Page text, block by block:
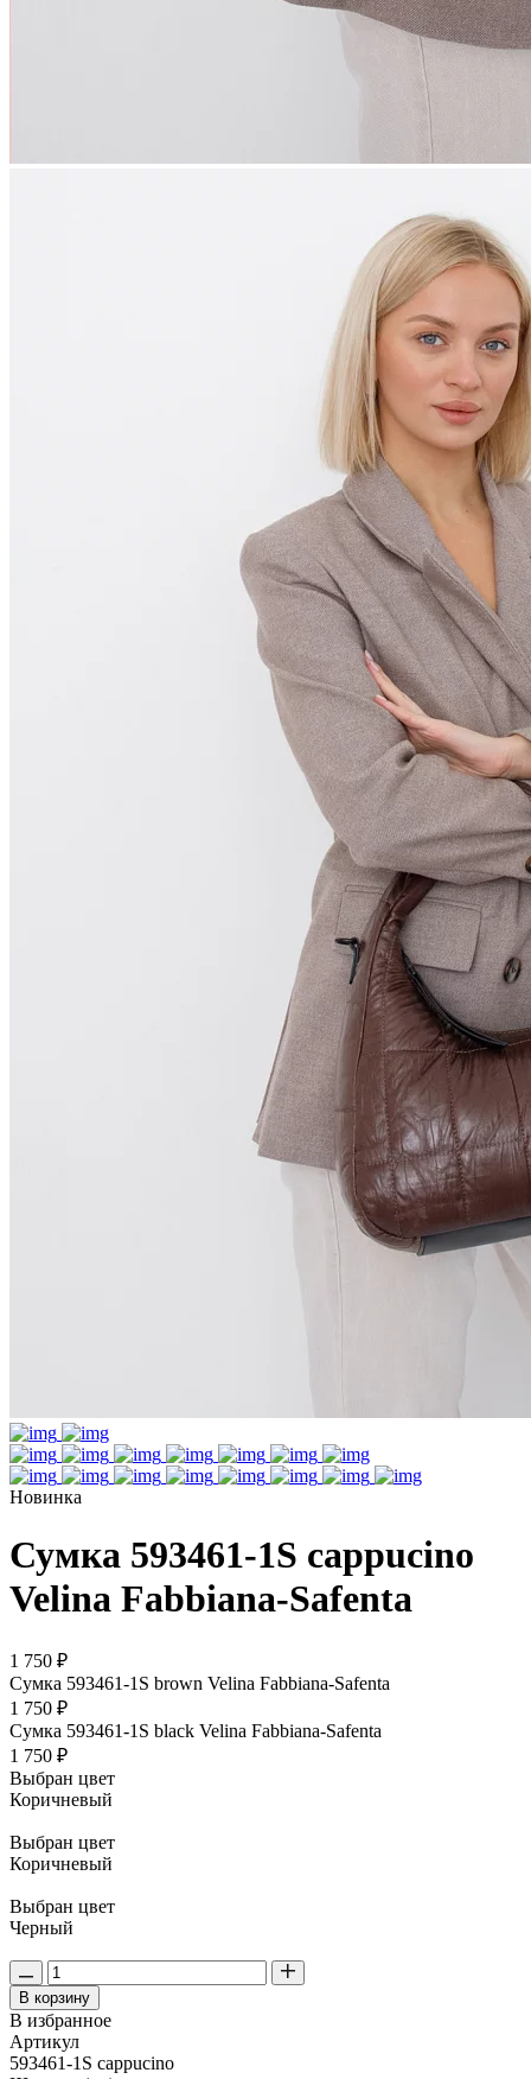
Новинка
Сумка 593461-1S cappucino
Velina Fabbiana-Safenta
1 750 ₽
Сумка 593461-1S brown Velina Fabbiana-Safenta
1 750 ₽
Сумка 593461-1S black Velina Fabbiana-Safenta
1 750 ₽
Выбран цвет
Коричневый
Выбран цвет
Коричневый
Выбран цвет
Черный
В корзину
В избранное
Артикул
593461-1S cappucino